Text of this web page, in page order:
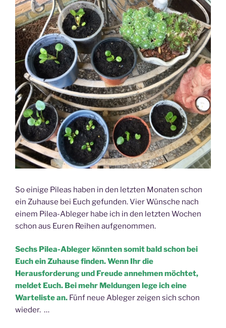
So einige Pileas haben in den letzten Monaten schon
ein Zuhause bei Euch gefunden. Vier Wünsche nach
einem Pilea-Ableger habe ich in den letzten Wochen
schon aus Euren Reihen aufgenommen.
Sechs Pilea-Ableger könnten somit bald schon bei
Euch ein Zuhause finden. Wenn Ihr die
Herausforderung und Freude annehmen möchtet,
meldet Euch. Bei mehr Meldungen lege ich eine
Warteliste an. Fünf neue Ableger zeigen sich schon
wieder. …